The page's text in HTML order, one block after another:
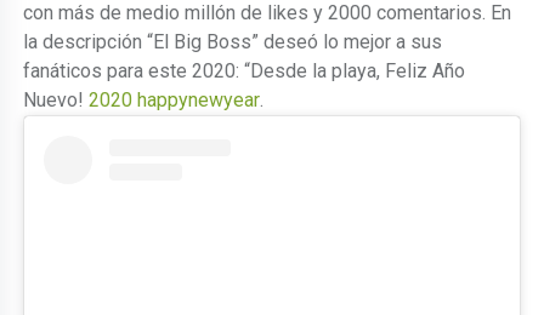
con más de medio millón de likes y 2000 comentarios. En
la descripción “El Big Boss” deseó lo mejor a sus
fanáticos para este 2020: “Desde la playa, Feliz Año
Nuevo!2020 happynewyear.